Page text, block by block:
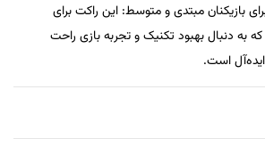
بازیکنان مبتدی و متوسط: این راکت برای
که به دنبال بهبود تکنیک و تجربه بازی راحت
است.